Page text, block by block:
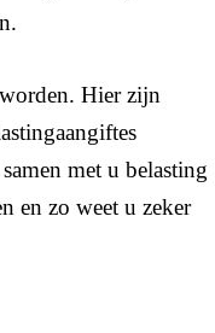
Hier zijn
met u belasting
en zo weet u zeker